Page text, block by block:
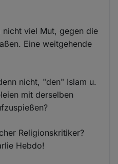
nicht viel Mut, gegen die
Eine weitgehende
nicht, "den" Islam u.
mit derselben
Religionskritiker?
Hebdo!